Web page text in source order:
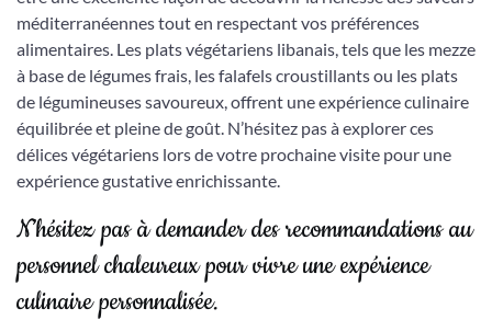
méditerranéennes tout en respectant vos préférences
alimentaires. Les plats végétariens libanais, tels que les mezze
à base de légumes frais, les falafels croustillants ou les plats
de légumineuses savoureux, offrent une expérience culinaire
équilibrée et pleine de goût. N’hésitez pas à explorer ces
délices végétariens lors de votre prochaine visite pour une
expérience gustative enrichissante.
N’hésitez pas à demander des recommandations au
personnel chaleureux pour vivre une expérience
culinaire personnalisée.